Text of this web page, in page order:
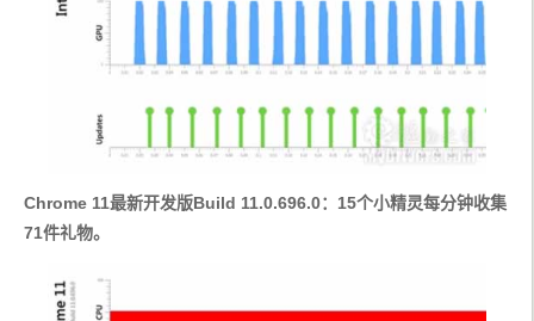
Chrome 11最新开发版Build 11.0.696.0：15个小精灵每分钟收集
71件礼物。